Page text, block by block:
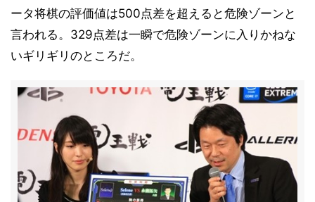
ータ将棋の評価値は500点差を超えると危険ゾーンと
言われる。329点差は一瞬で危険ゾーンに入りかねな
いギリギリのところだ。